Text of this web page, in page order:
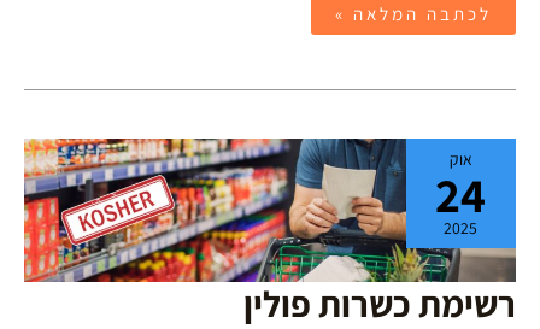
לכתבה המלאה »
אוק
24
2025
רשימת כשרות פולין
רשימת
כשרות
פולין